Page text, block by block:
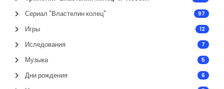
Сериал "Властелин колец" 97
Игры 12
Иследования 7
Музыка 5
Дни рождения 6